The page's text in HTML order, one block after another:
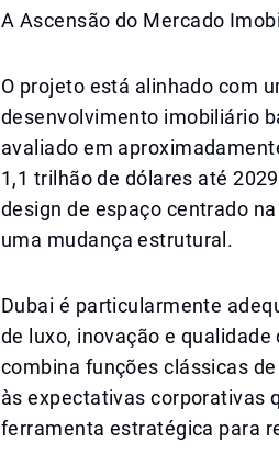
A Ascensão do Mercado
O projeto está alinhado com
desenvolvimento imobiliário
avaliado em
1,1 trilhão de dólares até
design de espaço centrado
uma mudança estrutural.
Dubai é particularmente
de luxo, inovação e
combina funções clássicas
às expectativas corporativas
ferramenta estratégica para